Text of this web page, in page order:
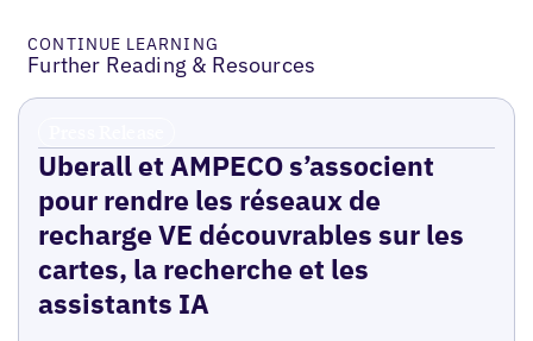
CONTINUE LEARNING
Further Reading & Resources
Uberall et AMPECO s’associent
pour rendre les réseaux de
recharge VE découvrables sur les
cartes, la recherche et les
assistants IA